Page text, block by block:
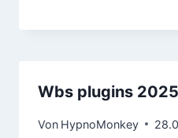
Wbs plugins 2025
Von HypnoMonkey